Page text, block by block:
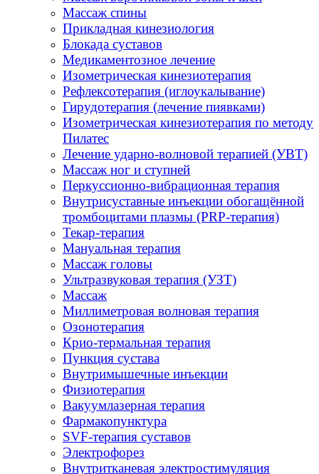
Массаж спины
Прикладная кинезиология
Блокада суставов
Медикаментозное лечение
Изометрическая кинезиотерапия
Рефлексотерапия (иглоукалывание)
Гирудотерапия (лечение пиявками)
Изометрическая кинезиотерапия по методу
Пилатес
Лечение ударно-волновой терапией (УВТ)
Массаж ног и ступней
Перкуссионно-вибрационная терапия
Внутрисуставные инъекции обогащённой
тромбоцитами плазмы (PRP-терапия)
Текар-терапия
Мануальная терапия
Массаж головы
Ультразвуковая терапия (УЗТ)
Массаж
Миллиметровая волновая терапия
Озонотерапия
Крио-термальная терапия
Пункция сустава
Внутримышечные инъекции
Физиотерапия
Вакуумлазерная терапия
Фармакопунктура
SVF-терапия суставов
Электрофорез
Внутритканевая электростимуляция